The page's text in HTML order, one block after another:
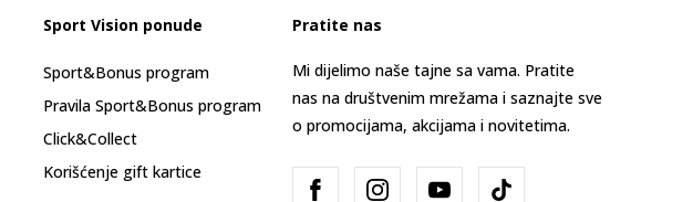
Sport Vision ponude
Sport&Bonus program
Pravila Sport&Bonus program
Click&Collect
Korišćenje gift kartice
Pratite nas
Mi dijelimo naše tajne sa vama. Pratite
nas na društvenim mrežama i saznajte sve
o promocijama, akcijama i novitetima.